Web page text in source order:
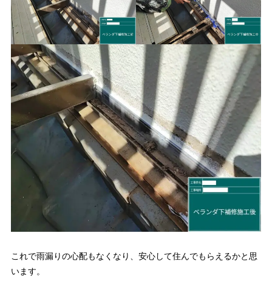
これで雨漏りの心配もなくなり、安心して住んでもらえるかと思
います。